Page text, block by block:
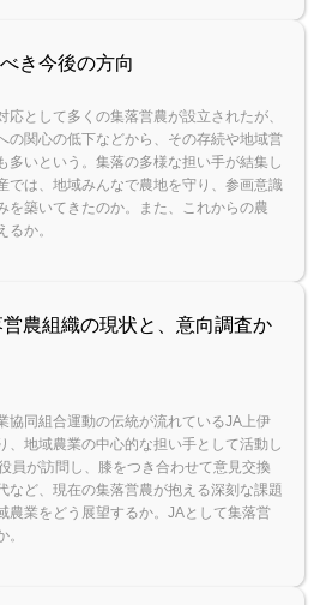
き今後の方向
として多くの集落営農が設立されたが、
の関心の低下などから、その存続や地域営
多いという。集落の多様な担い手が結集し
では、地域みんなで農地を守り、参画意識
を築いてきたのか。また、これからの農
か。
農組織の現状と、意向調査か
協同組合運動の伝統が流れているJA上伊
、地域農業の中心的な担い手として活動し
員が訪問し、膝をつき合わせて意見交換
など、現在の集落営農が抱える深刻な課題
農業をどう展望するか。JAとして集落営